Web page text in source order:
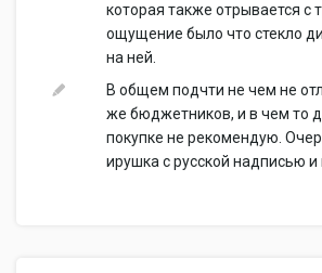
которая также отрывается с
ощущение было что стекло
на ней.
В общем подчти не чем не
же бюджетников, и в чем то
покупке не рекомендую.
ирушка с русской надписью и